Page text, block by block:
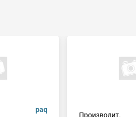
paq
Производит.